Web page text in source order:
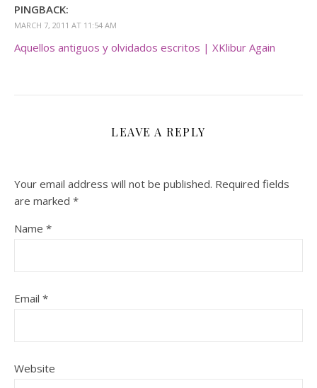
PINGBACK:
MARCH 7, 2011 AT 11:54 AM
Aquellos antiguos y olvidados escritos | XKlibur Again
LEAVE A REPLY
Your email address will not be published. Required fields
are marked *
Name *
Email *
Website